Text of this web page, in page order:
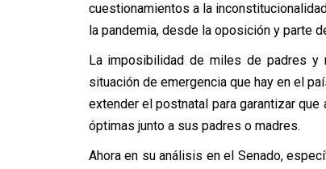
cuestionamientos a la
la pandemia, desde la oposición y parte
La imposibilidad de miles de padres y
situación de emergencia que hay en el
extender el postnatal para garantizar
óptimas junto a sus padres o madres.
Ahora en su análisis en el Senado,